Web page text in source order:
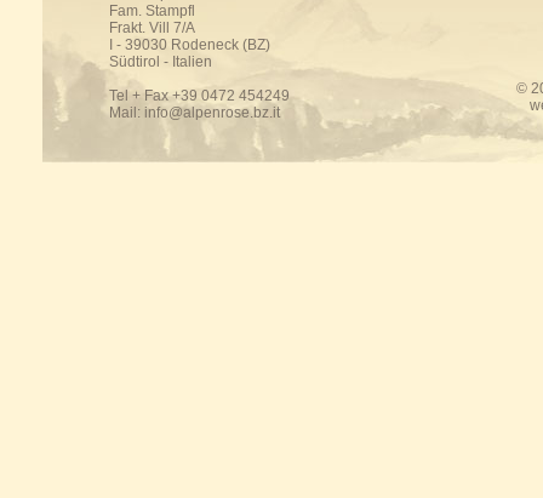
Fam. Stampfl
Frakt. Vill 7/A
I - 39030 Rodeneck (BZ)
Südtirol - Italien
Tel + Fax +39 0472 454249
Mail: info@alpenrose.bz.it
©